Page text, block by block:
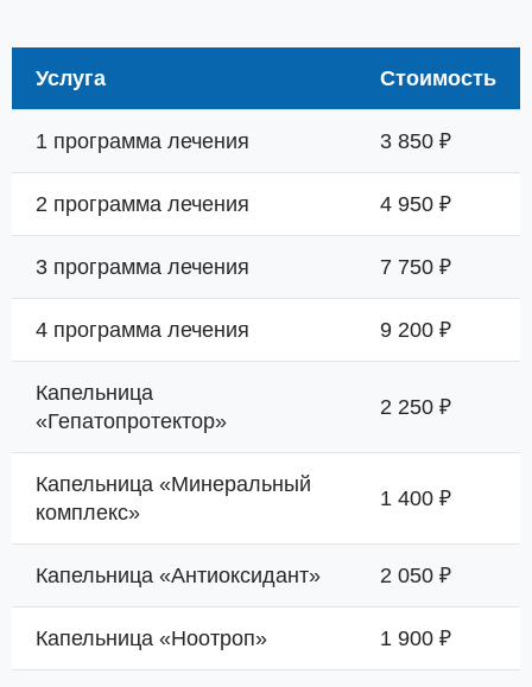
Услуга Стоимость
1 программа лечения 3 850 ₽
2 программа лечения 4 950 ₽
3 программа лечения 7 750 ₽
4 программа лечения 9 200 ₽
Капельница
«Гепатопротектор»
2 250 ₽
Капельница «Минеральный
комплекс»
1 400 ₽
Капельница «Антиоксидант» 2 050 ₽
Капельница «Ноотроп» 1 900 ₽